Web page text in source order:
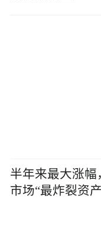
半年来最大涨幅
市场“最炸裂资